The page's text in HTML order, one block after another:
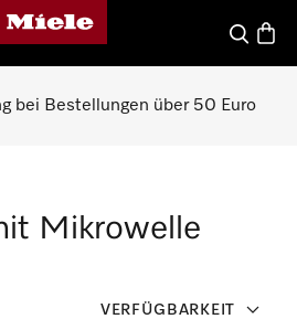
Homepage
Suche
bei Bestellungen über 50 Euro
Mikrowelle
VERFÜGBARKEIT